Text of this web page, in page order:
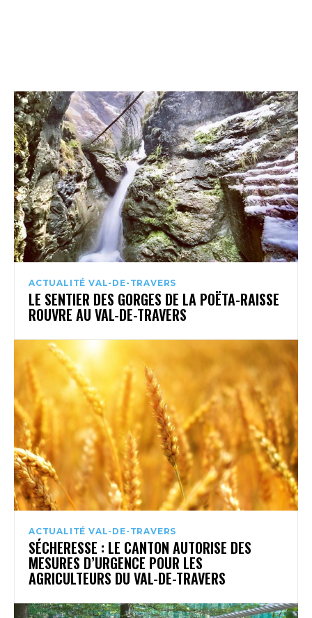
ACTUALITÉ VAL-DE-TRAVERS
LE SENTIER DES GORGES DE LA POËTA-RAISSE
ROUVRE AU VAL-DE-TRAVERS
ACTUALITÉ VAL-DE-TRAVERS
SÉCHERESSE : LE CANTON AUTORISE DES
MESURES D’URGENCE POUR LES
AGRICULTEURS DU VAL-DE-TRAVERS